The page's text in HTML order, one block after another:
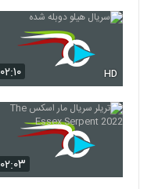
۰۲:۱۰ HD
۰۲:۰۳